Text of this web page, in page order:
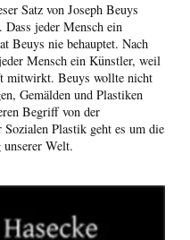
Satz von Joseph Beuys
Dass jeder Mensch ein
Beuys nie behauptet. Nach
Mensch ein Künstler, weil
mitwirkt. Beuys wollte nicht
Gemälden und Plastiken
Begriff von der
Plastik geht es um die
unserer Welt.